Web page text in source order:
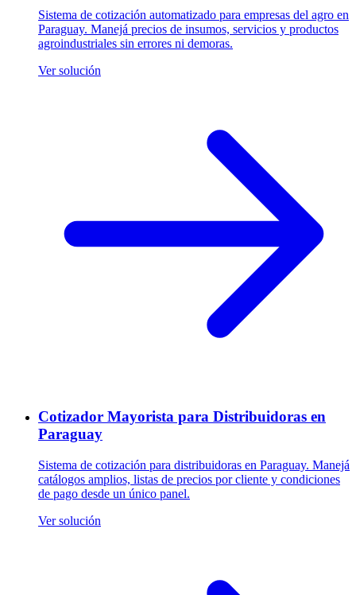
Sistema de cotización automatizado para empresas del agro en
Paraguay. Manejá precios de insumos, servicios y productos
agroindustriales sin errores ni demoras.
Ver solución
Cotizador Mayorista para Distribuidoras en
Paraguay
Sistema de cotización para distribuidoras en Paraguay. Manejá
catálogos amplios, listas de precios por cliente y condiciones
de pago desde un único panel.
Ver solución